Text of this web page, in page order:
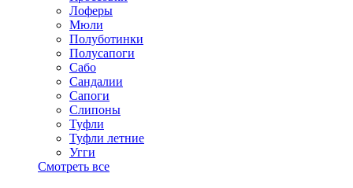
Лоферы
Мюли
Полуботинки
Полусапоги
Сабо
Сандалии
Сапоги
Слипоны
Туфли
Туфли летние
Угги
Смотреть все